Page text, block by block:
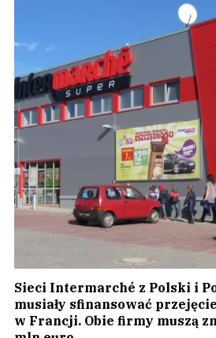
Sieci Intermarché z Polski i
musiały sfinansować
w Francji. Obie firmy muszą